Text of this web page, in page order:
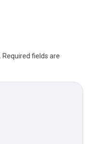
Required fields are